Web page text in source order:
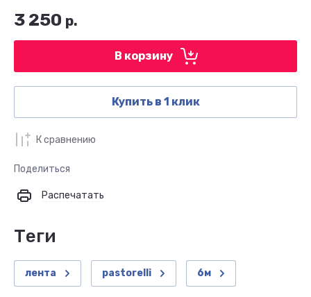
3 250 р.
В корзину
Купить в 1 клик
К сравнению
Поделиться
Распечатать
теги
лента pastorelli 6м